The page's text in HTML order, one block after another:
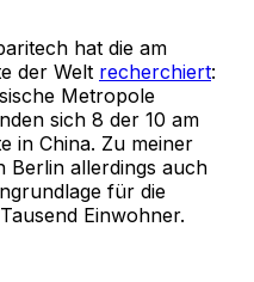
hat die am
der Welt recherchiert:
Metropole
sich 8 der 10 am
in China. Zu meiner
Berlin allerdings auch
für die
Einwohner.